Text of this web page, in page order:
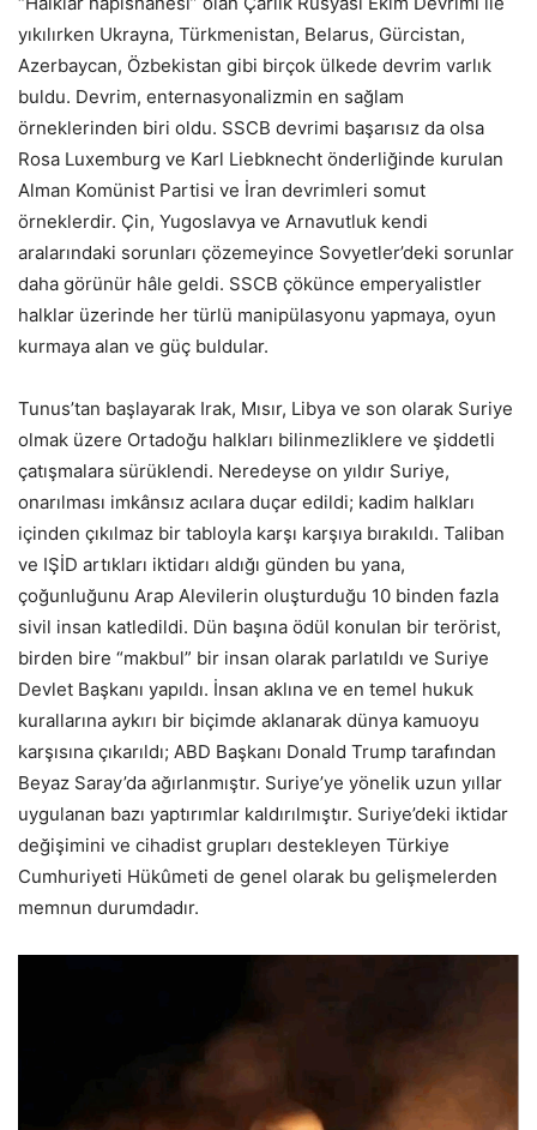
yıkılırken Ukrayna, Türkmenistan, Belarus, Gürcistan,
Azerbaycan, Özbekistan gibi birçok ülkede devrim varlık
buldu. Devrim, enternasyonalizmin en sağlam
örneklerinden biri oldu. SSCB devrimi başarısız da olsa
Rosa Luxemburg ve Karl Liebknecht önderliğinde kurulan
Alman Komünist Partisi ve İran devrimleri somut
örneklerdir. Çin, Yugoslavya ve Arnavutluk kendi
aralarındaki sorunları çözemeyince Sovyetler’deki sorunlar
daha görünür hâle geldi. SSCB çökünce emperyalistler
halklar üzerinde her türlü manipülasyonu yapmaya, oyun
kurmaya alan ve güç buldular.
Tunus’tan başlayarak Irak, Mısır, Libya ve son olarak Suriye
olmak üzere Ortadoğu halkları bilinmezliklere ve şiddetli
çatışmalara sürüklendi. Neredeyse on yıldır Suriye,
onarılması imkânsız acılara duçar edildi; kadim halkları
içinden çıkılmaz bir tabloyla karşı karşıya bırakıldı. Taliban
ve IŞİD artıkları iktidarı aldığı günden bu yana,
çoğunluğunu Arap Alevilerin oluşturduğu 10 binden fazla
sivil insan katledildi. Dün başına ödül konulan bir terörist,
birden bire “makbul” bir insan olarak parlatıldı ve Suriye
Devlet Başkanı yapıldı. İnsan aklına ve en temel hukuk
kurallarına aykırı bir biçimde aklanarak dünya kamuoyu
karşısına çıkarıldı; ABD Başkanı Donald Trump tarafından
Beyaz Saray’da ağırlanmıştır. Suriye’ye yönelik uzun yıllar
uygulanan bazı yaptırımlar kaldırılmıştır. Suriye’deki iktidar
değişimini ve cihadist grupları destekleyen Türkiye
Cumhuriyeti Hükûmeti de genel olarak bu gelişmelerden
memnun durumdadır.